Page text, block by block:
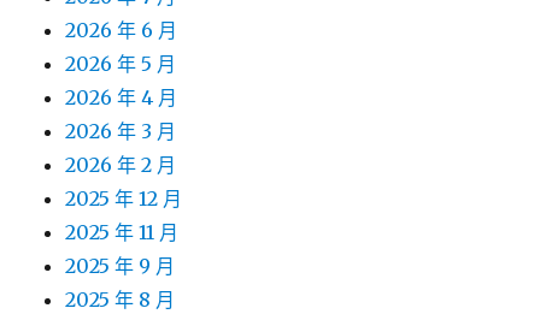
2026 年 6 月
2026 年 5 月
2026 年 4 月
2026 年 3 月
2026 年 2 月
2025 年 12 月
2025 年 11 月
2025 年 9 月
2025 年 8 月